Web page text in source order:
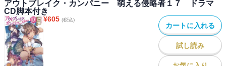
アウトブレイク・カンパニー 萌える侵略者１７ ドラマ
CD脚本付き
¥605 (税込)
カートに入れる
試し読み